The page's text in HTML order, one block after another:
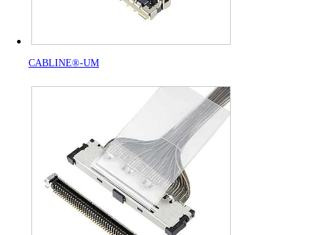
CABLINE®-UM